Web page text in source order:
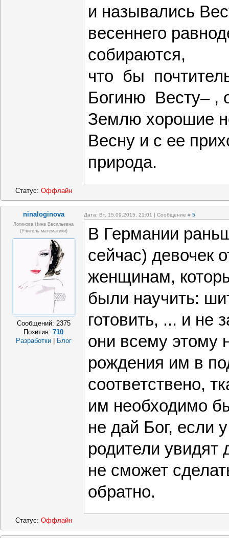
и назывались
весеннего
собираются,
что бы
Богиню Весту– ,
Землю хорошие
Весну и с ее
природа.
Статус: Оффлайн
ninaloginova Дата: Вт, 15.09.2015, 21:01 | Сообщение # 5
Логинова Нина Васильевна
(учитель математики)
Сообщений: 2375
Позитив:710
Разработки
Блог
В Германии
сейчас) девочек
женщинам,
были научить:
готовить, ... и не
они всему этому
рождения им в
соответствено,
им необходимо
не дай Бог, если
родители увидят
не сможет
обратно.
Статус: Оффлайн